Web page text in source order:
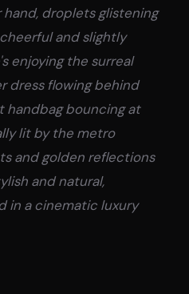
droplets glistening
and slightly
enjoying the surreal
dress flowing behind
handbag bouncing at
lit by the metro
and golden reflections
and natural,
in a cinematic luxury